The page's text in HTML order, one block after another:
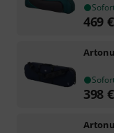
469 €
398 €